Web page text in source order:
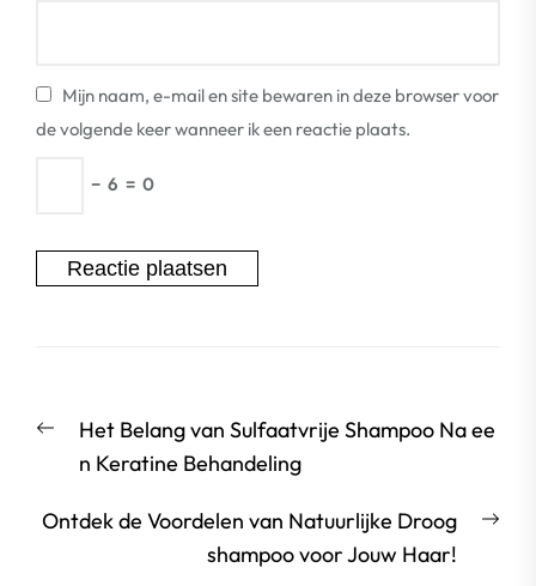
Mijn naam, e-mail en site bewaren in deze browser voor
de volgende keer wanneer ik een reactie plaats.
− 6 = 0
Vorige
bericht:
Het Belang van Sulfaatvrije Shampoo Na ee
n Keratine Behandeling
Ontdek de Voordelen van Natuurlijke Droog
shampoo voor Jouw Haar!